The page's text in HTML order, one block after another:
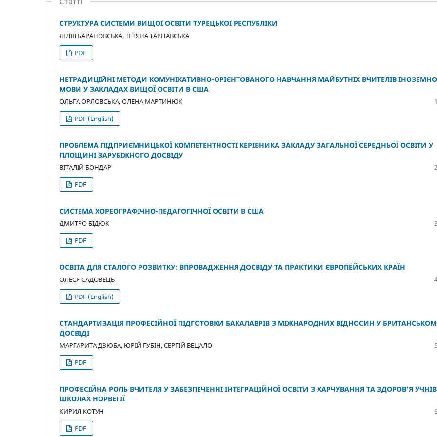
СТРУКТУРА СИСТЕМИ ВИЩОЇ ОСВІТИ ТУРЕЦЬКОЇ РЕСПУБЛІКИ
ЛІЛІЯ БАРАНОВСЬКА, ТЕТЯНА ТАРНАВСЬКА
PDF
НЕТРАДИЦІЙНІ МЕТОДИ КОМУНІКАТИВНО-ОРІЄНТОВАНОГО НАВЧАННЯ МАЙБУТНІХ ВЧИТЕЛІВ
МОВИ У ЗАКЛАДАХ ВИЩОЇ ОСВІТИ В США
ОЛЬГА ОРЛОВСЬКА, ОЛЕНА МАРТИНЮК
PDF (English)
ПРОБЛЕМА ПІДПРИЄМНИЦЬКОЇ КОМПЕТЕНТНОСТІ КЕРІВНИКА ЗАКЛАДУ ЗАГАЛЬНОЇ СЕРЕДНЬОЇ ОСВІТИ У
ПЛОЩИНІ ЗАРУБІЖНОГО ДОСВІДУ
ВІТАЛІЙ БОНДАР
PDF
СИСТЕМА ХОРЕОГРАФІЧНО-ПЕДАГОГІЧНОЇ ОСВІТИ В США
ДМИТРО БІДЮК
PDF
ОСВІТА ДЛЯ СТАЛОГО РОЗВИТКУ: ВПРОВАДЖЕННЯ ДОСВІДУ ТА ПРАКТИКИ ЄВРОПЕЙСЬКИХ КРАЇН
ОЛЕСЯ САДОВЕЦЬ
PDF (English)
СТАНДАРТИЗАЦІЯ ПРОФЕСІЙНОЇ ПІДГОТОВКИ БАКАЛАВРІВ З МІЖНАРОДНИХ ВІДНОСИН У
ДОСВІДІ
МАРГАРИТА ДЗЮБА, ЮРІЙ ГУБІН, СЕРГІЙ ВЕЦАЛО
PDF
ПРОФЕСІЙНА РОЛЬ ВЧИТЕЛЯ У ЗАБЕЗПЕЧЕННІ ІНТЕГРАЦІЙНОЇ ОСВІТИ З ХАРЧУВАННЯ ТА ЗДОРОВ'Я
ШКОЛАХ НОРВЕГІЇ
КИРИЛ КОТУН
PDF